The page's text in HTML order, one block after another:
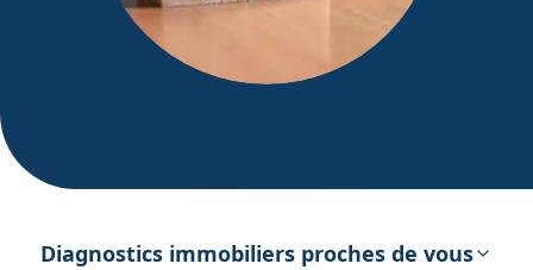
énergétique
Diagnostics immobiliers proches de vous